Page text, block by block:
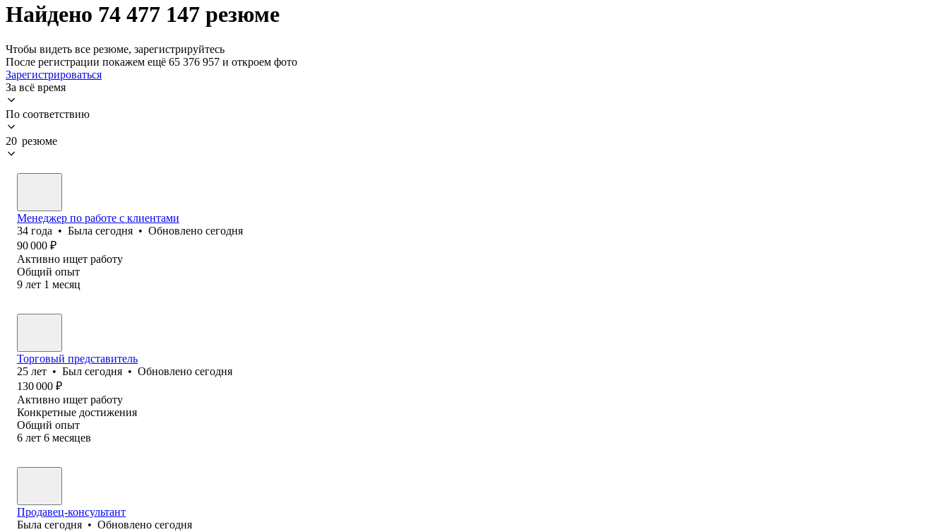
Найдено 74 477 147 резюме
Чтобы видеть все резюме, зарегистрируйтесь
После регистрации покажем ещё 65 376 957 и откроем фото
Зарегистрироваться
За всё время
По соответствию
20 резюме
Менеджер по работе с клиентами
34 года • Была сегодня • Обновлено сегодня
90 000 ₽
Активно ищет работу
Общий опыт
9 лет 1 месяц
Торговый представитель
25 лет • Был сегодня • Обновлено сегодня
130 000 ₽
Активно ищет работу
Конкретные достижения
Общий опыт
6 лет 6 месяцев
Продавец-консультант
Была сегодня • Обновлено сегодня